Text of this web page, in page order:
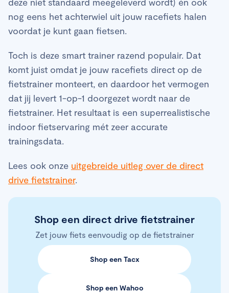
nog eens het achterwiel uit jouw racefiets halen
voordat je kunt gaan fietsen.
Toch is deze smart trainer razend populair. Dat
komt juist omdat je jouw racefiets direct op de
fietstrainer monteert, en daardoor het vermogen
dat jij levert 1-op-1 doorgezet wordt naar de
fietstrainer. Het resultaat is een superrealistische
indoor fietservaring mét zeer accurate
trainingsdata.
Lees ook onze uitgebreide uitleg over de direct
drive fietstrainer.
Shop een direct drive fietstrainer
Zet jouw fiets eenvoudig op de fietstrainer
Shop een Tacx
Shop een Wahoo